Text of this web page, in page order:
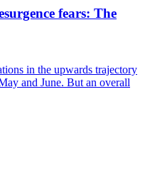
fears: The
in the upwards trajectory
and June. But an overall